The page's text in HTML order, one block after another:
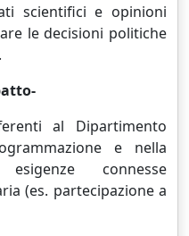
scientifici e opinioni
le decisioni politiche
al Dipartimento
e nella
connesse
(es. partecipazione a